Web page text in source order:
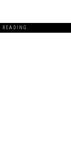
READING.